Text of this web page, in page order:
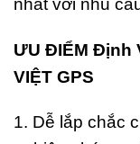
nhất với nhu
ƯU ĐIỂM Định
VIỆT GPS
1. Dễ lắp chắc